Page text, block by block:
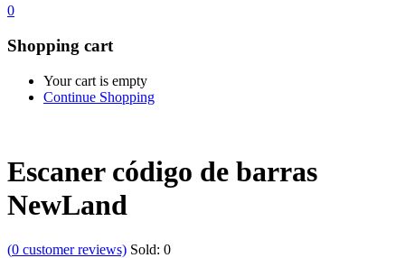
0
Shopping cart
Your cart is empty
Continue Shopping
Escaner código de barras
NewLand
(0 customer reviews) Sold: 0